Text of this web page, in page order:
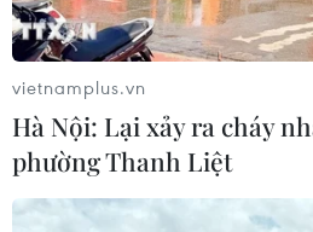
Sở hữu trí tuệ
RSS
Hỗ
Ngôn ngữ
Dịch vụ tin
vietnamplus.vn
Hà Nội: Lại xảy ra cháy
phường Thanh Liệt